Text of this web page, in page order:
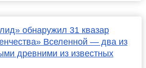
обнаружил 31 квазар
Вселенной — два из
древними из известных